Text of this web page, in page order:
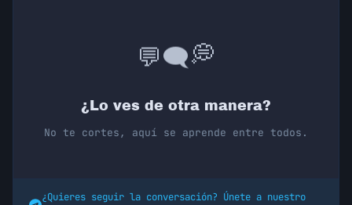
💬🗨️💭
¿Lo ves de otra manera?
No te cortes, aquí se aprende entre todos.
¿Quieres seguir la conversación? Únete a nuestro